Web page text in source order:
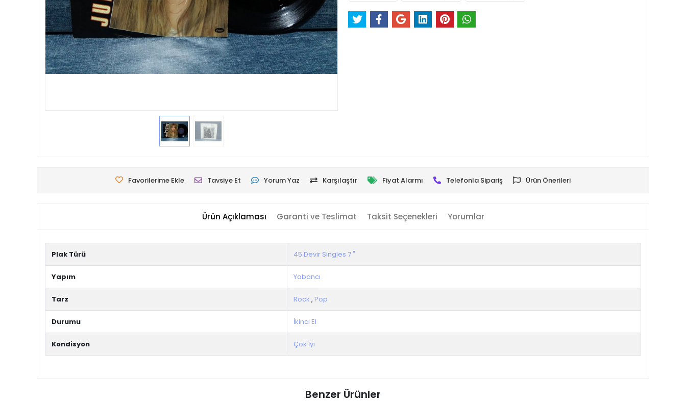
Favorilerime Ekle Tavsiye Et Yorum Yaz Karşılaştır Fiyat Alarmı Telefonla Sipariş Ürün Önerileri
Ürün Açıklaması Garanti ve Teslimat Taksit Seçenekleri Yorumlar
Plak Türü 45 Devir Singles 7 "
Yapım Yabancı
Tarz Rock , Pop
Durumu İkinci El
Kondisyon Çok İyi
Benzer Ürünler